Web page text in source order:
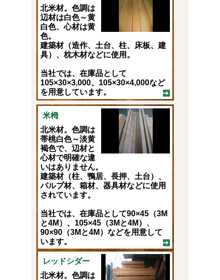
北米材。色調は
辺材は白色～黄
白色、心材は黄
色。
建築材（造作、土台、柱、床板、建
具）、枕木材などに使用。
当社では、在庫品として
105×30×3,000、105×30×4,000など
を用意しています。
米栂
北米材。色調は
帯桃白色～淡黄
褐色で、辺材と
心材で明確な違
いはありません。
建築材（柱、鴨居、長押、土台）、
パルプ材、箱材、器具材などに使用
されています。
当社では、在庫品として90×45（3M
と4M）、105×45（3Mと4M）、
90×90（3Mと4M）などを用意して
います。
レッドシダー
北米材。色調は